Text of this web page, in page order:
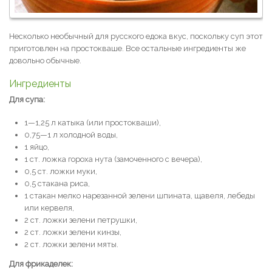
Несколько необычный для русского едока вкус, поскольку суп этот
приготовлен на простокваше. Все остальные ингредиенты же
довольно обычные.
Ингредиенты
Для супа:
1—1,25 л катыка (или простокваши),
0,75—1 л холодной воды,
1 яйцо,
1 ст. ложка гороха нута (замоченного с вечера),
0,5 ст. ложки муки,
0,5 стакана риса,
1 стакан мелко нарезанной зелени шпината, щавеля, лебеды
или кервеля,
2 ст. ложки зелени петрушки,
2 ст. ложки зелени кинзы,
2 ст. ложки зелени мяты.
Для фрикаделек: